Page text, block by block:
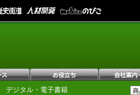
デジタル・電子書籍